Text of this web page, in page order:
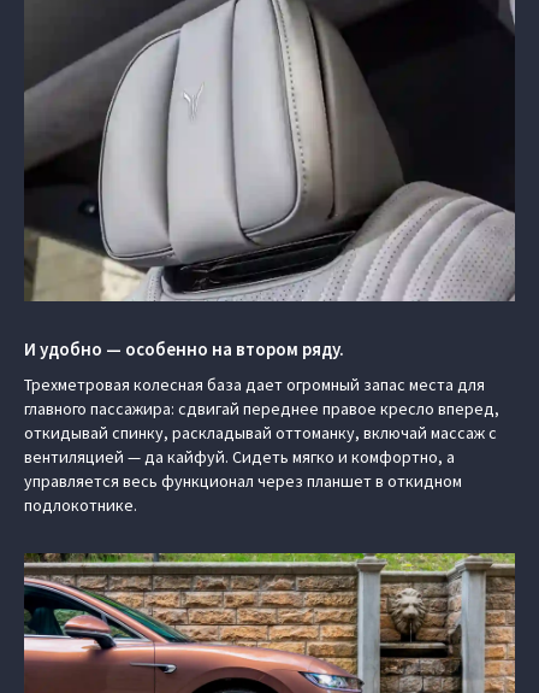
И удобно — особенно на втором ряду.
Трехметровая колесная база дает огромный запас места для
главного пассажира: сдвигай переднее правое кресло вперед,
откидывай спинку, раскладывай оттоманку, включай массаж с
вентиляцией — да кайфуй. Сидеть мягко и комфортно, а
управляется весь функционал через планшет в откидном
подлокотнике.